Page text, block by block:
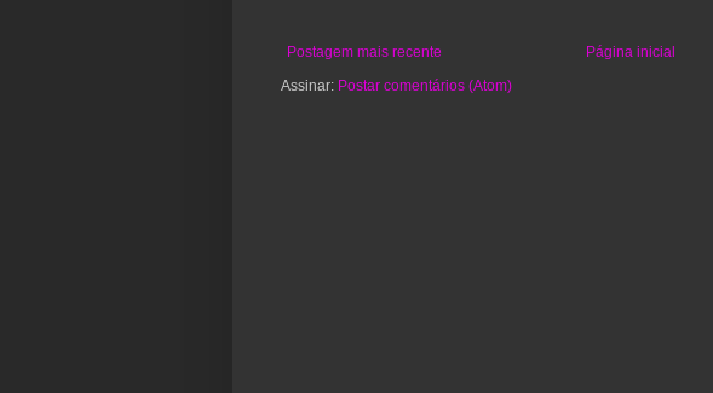
Postagem mais recente
Página inicial
Assinar: Postar comentários (Atom)